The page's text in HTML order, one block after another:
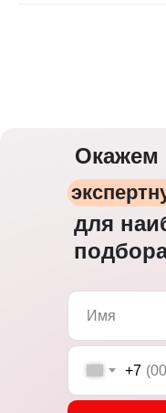
Окажем
для
+7